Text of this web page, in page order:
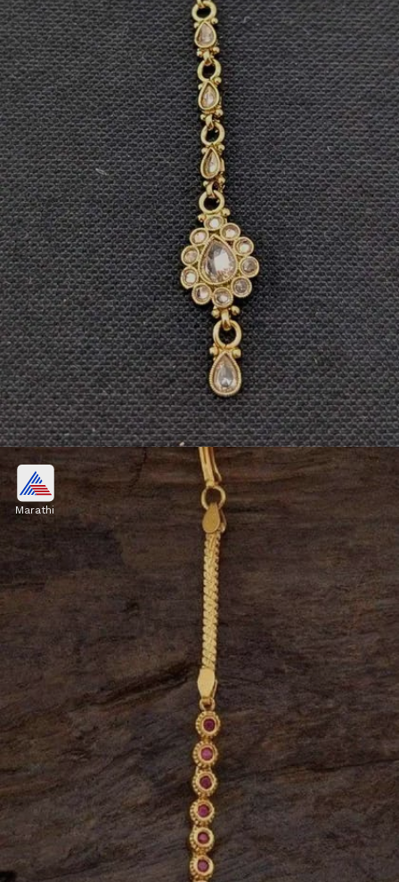
सिंगल स्टोन मिनिमल डिझाइन
जर नववधूला सिंपल दागिने आवडत असतील, तर सिंगल स्टोन
असलेला मांगटिका तिच्यासाठी परफेक्ट आहे. याचा क्लासी लुक
रोजच्या कार्यक्रमात किंवा छोट्या कौटुंबिक समारंभात खूप सुंदर
दिसतो.
Image credits: pinterest
Marathi